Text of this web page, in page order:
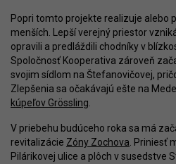
Popri tomto projekte realizuje alebo
menších. Lepší verejný priestor
opravili a predláždili chodníky v
Spoločnosť Kooperativa zároveň
svojim sídlom na Štefanovičovej,
Zlepšenia sa očakávajú ešte na
kúpeľov Grössling.
V priebehu budúceho roka sa má
revitalizácie Zóny Zochova. Priniesť
Pilárikovej ulice a plôch v susedstve